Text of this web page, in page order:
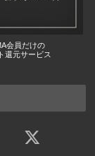
会員だけの
還元サービス